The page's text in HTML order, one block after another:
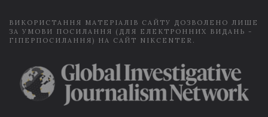
ВИКОРИСТАННЯ МАТЕРІАЛІВ САЙТУ ДОЗВОЛЕНО ЛИШЕ
ЗА УМОВИ ПОСИЛАННЯ (ДЛЯ ЕЛЕКТРОННИХ ВИДАНЬ -
ГІПЕРПОСИЛАННЯ) НА САЙТ NIKCENTER.